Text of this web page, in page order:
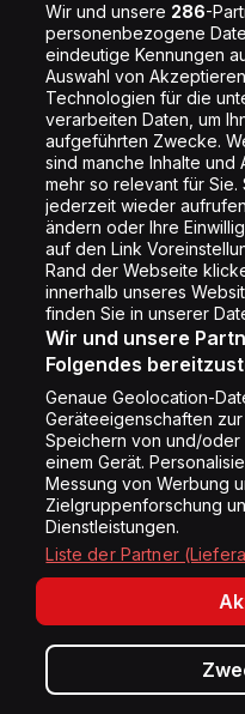
Folge uns
Copyright © Energy 2026
Wir und unsere 286-
personenbezogene
eindeutige Kennungen
Auswahl von
Technologien für die
verarbeiten Daten, um
aufgeführten Zwecke.
sind manche Inhalte
mehr so relevant für
jederzeit wieder
ändern oder Ihre
auf den Link
Rand der Webseite
innerhalb unseres
finden Sie in unserer
Wir und unsere
Folgendes
Genaue Geolocation-
Geräteeigenschaften
Speichern von und/oder
einem Gerät.
Messung von Werbung
Zielgruppenforschung
Dienstleistungen.
Liste der Partner